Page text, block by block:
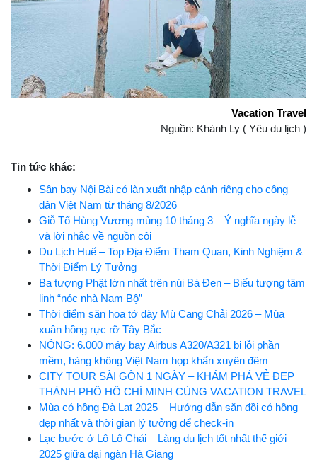
Vacation Travel
Nguồn: Khánh Ly ( Yêu du lịch )
Tin tức khác:
Sân bay Nội Bài có làn xuất nhập cảnh riêng cho công
dân Việt Nam từ tháng 8/2026
Giỗ Tổ Hùng Vương mùng 10 tháng 3 – Ý nghĩa ngày lễ
và lời nhắc về nguồn cội
Du Lịch Huế – Top Địa Điểm Tham Quan, Kinh Nghiệm &
Thời Điểm Lý Tưởng
Ba tượng Phật lớn nhất trên núi Bà Đen – Biểu tượng tâm
linh “nóc nhà Nam Bộ”
Thời điểm săn hoa tớ dày Mù Cang Chải 2026 – Mùa
xuân hồng rực rỡ Tây Bắc
NÓNG: 6.000 máy bay Airbus A320/A321 bị lỗi phần
mềm, hàng không Việt Nam họp khẩn xuyên đêm
CITY TOUR SÀI GÒN 1 NGÀY – KHÁM PHÁ VẺ ĐẸP
THÀNH PHỐ HỒ CHÍ MINH CÙNG VACATION TRAVEL
Mùa cỏ hồng Đà Lạt 2025 – Hướng dẫn săn đồi cỏ hồng
đẹp nhất và thời gian lý tưởng để check-in
Lạc bước ở Lô Lô Chải – Làng du lịch tốt nhất thế giới
2025 giữa đại ngàn Hà Giang